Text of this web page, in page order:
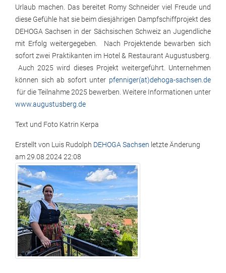
Urlaub machen. Das bereitet Romy Schneider viel Freude und
diese Gefühle hat sie beim diesjährigen Dampfschiffprojekt des
DEHOGA Sachsen in der Sächsischen Schweiz an Jugendliche
mit Erfolg weitergegeben. Nach Projektende bewarben sich
sofort zwei Praktikanten im Hotel & Restaurant Augustusberg.
Auch 2025 wird dieses Projekt weitergeführt. Unternehmen
können sich ab sofort unter pfenniger(at)dehoga-sachsen.de
für die Teilnahme 2025 bewerben. Weitere Informationen unter
www.augustusberg.de
Text und Foto Katrin Kerpa
Erstellt von Luis Rudolph DEHOGA Sachsen letzte Änderung
am29.08.2024 22:08